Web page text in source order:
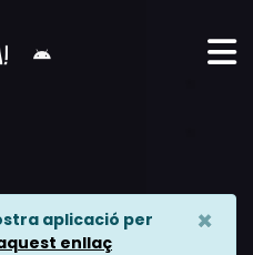
aplicació per
enllaç
×